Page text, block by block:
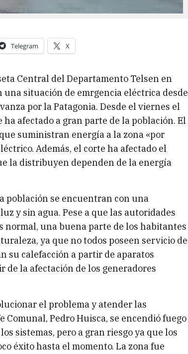
Telegram X
Central del Departamento Telsen en
situación de emrgencia eléctrica desde
por la Patagonia. Desde el viernes el
afectado a gran parte de la población. El
suministran energía a la zona «por
Además, el corte ha afectado el
la distribuyen dependen de la energía
población se encuentran con una
y sin agua. Pese a que las autoridades
normal, una buena parte de los habitantes
ya que no todos poseen servicio de
su calefacción a partir de aparatos
la afectación de los generadores
el problema y atender las
Comunal, Pedro Huisca, se encendió fuego
sistemas, pero a gran riesgo ya que los
éxito hasta el momento. La zona fue